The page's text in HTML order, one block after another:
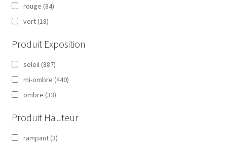
rouge (84)
vert (18)
Produit Exposition
soleil (887)
mi-ombre (440)
ombre (33)
Produit Hauteur
rampant (3)